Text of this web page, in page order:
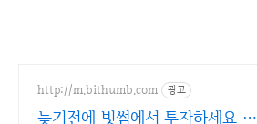
http://m.bithumb.com 광고
늦기전에 빗썸에서 투자하세요 신